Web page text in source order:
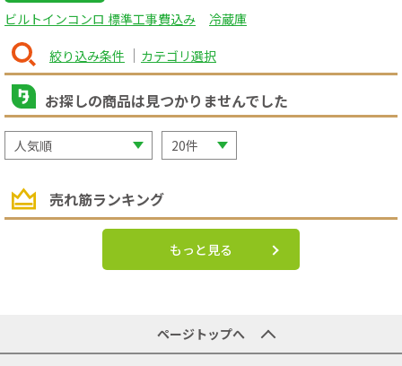
ビルトインコンロ 標準工事費込み
冷蔵庫
絞り込み条件 カテゴリ選択
お探しの商品は見つかりませんでした
売れ筋ランキング
もっと見る
ページトップへ